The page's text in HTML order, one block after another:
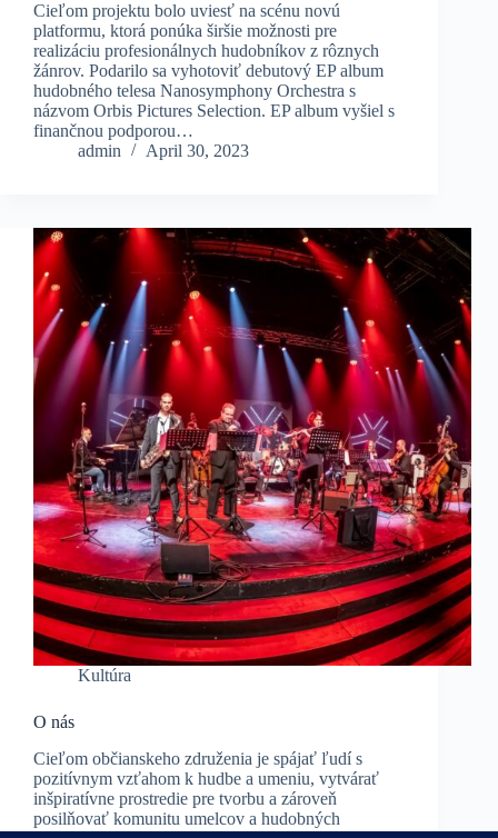
Cieľom projektu bolo uviesť na scénu novú
platformu, ktorá ponúka širšie možnosti pre
realizáciu profesionálnych hudobníkov z rôznych
žánrov. Podarilo sa vyhotoviť debutový EP album
hudobného telesa Nanosymphony Orchestra s
názvom Orbis Pictures Selection. EP album vyšiel s
finančnou podporou…
admin
April 30, 2023
Kultúra
O nás
Cieľom občianskeho združenia je spájať ľudí s
pozitívnym vzťahom k hudbe a umeniu, vytvárať
inšpiratívne prostredie pre tvorbu a zároveň
posilňovať komunitu umelcov a hudobných